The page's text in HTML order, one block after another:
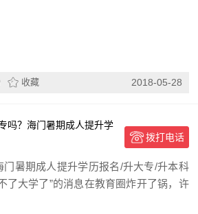
收藏 2018-05-28
吗？海门暑期成人提升学
本科报
拨打电话
门暑期成人提升学历报名/升大专/升本科
了大学了”的消息在教育圈炸开了锅，许